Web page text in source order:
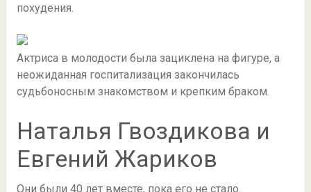
похудения.
Актриса в молодости была зациклена на фигуре, а
неожиданная госпитализация закончилась
судьбоносным знакомством и крепким браком.
Наталья Гвоздикова и
Евгений Жариков
Они были 40 лет вместе, пока его не стало.